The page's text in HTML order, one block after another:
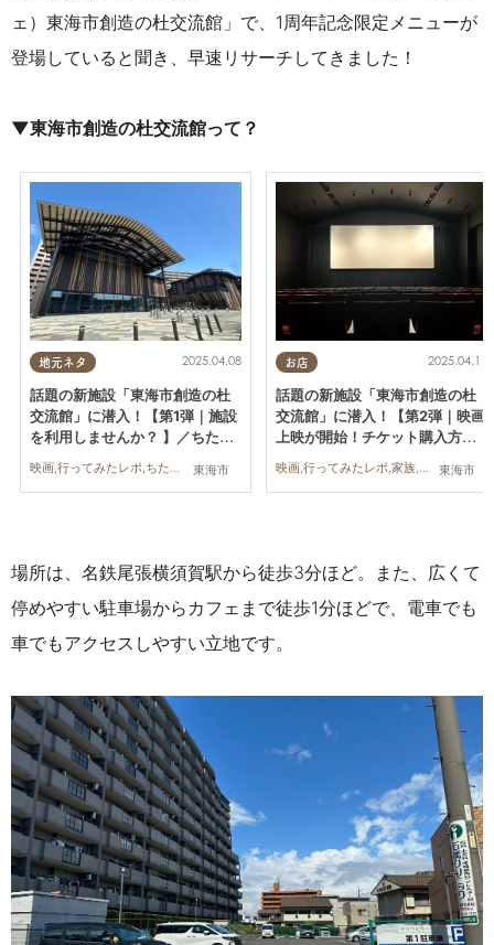
ェ）東海市創造の杜交流館」で、 1周年記念限定メニューが
登場していると聞き、早速リサーチしてきました！
▼東海市創造の杜交流館って？
地元ネタ
東海市
2025.04.08
話題の新施設「東海市創造の杜
交流館」に潜入！【第1弾｜施設
を利用しませんか？ 】／ちたま
る広告
映画,行ってみたレポ,ちたまる広告,家族,友人
お店
東海市
2025.04.11
話題の新施設「東海市創造の杜
交流館」に潜入！【第2弾｜映画
上映が開始！チケット購入方法
は？ 】／ちたまる広告
映画,行ってみたレポ,家族,友人
場所は、名鉄尾張横須賀駅から徒歩3分ほど。
また、広くて
停めやすい駐車場からカフェまで徒歩1分ほどで、電車でも
車でもアクセスしやすい立地です。